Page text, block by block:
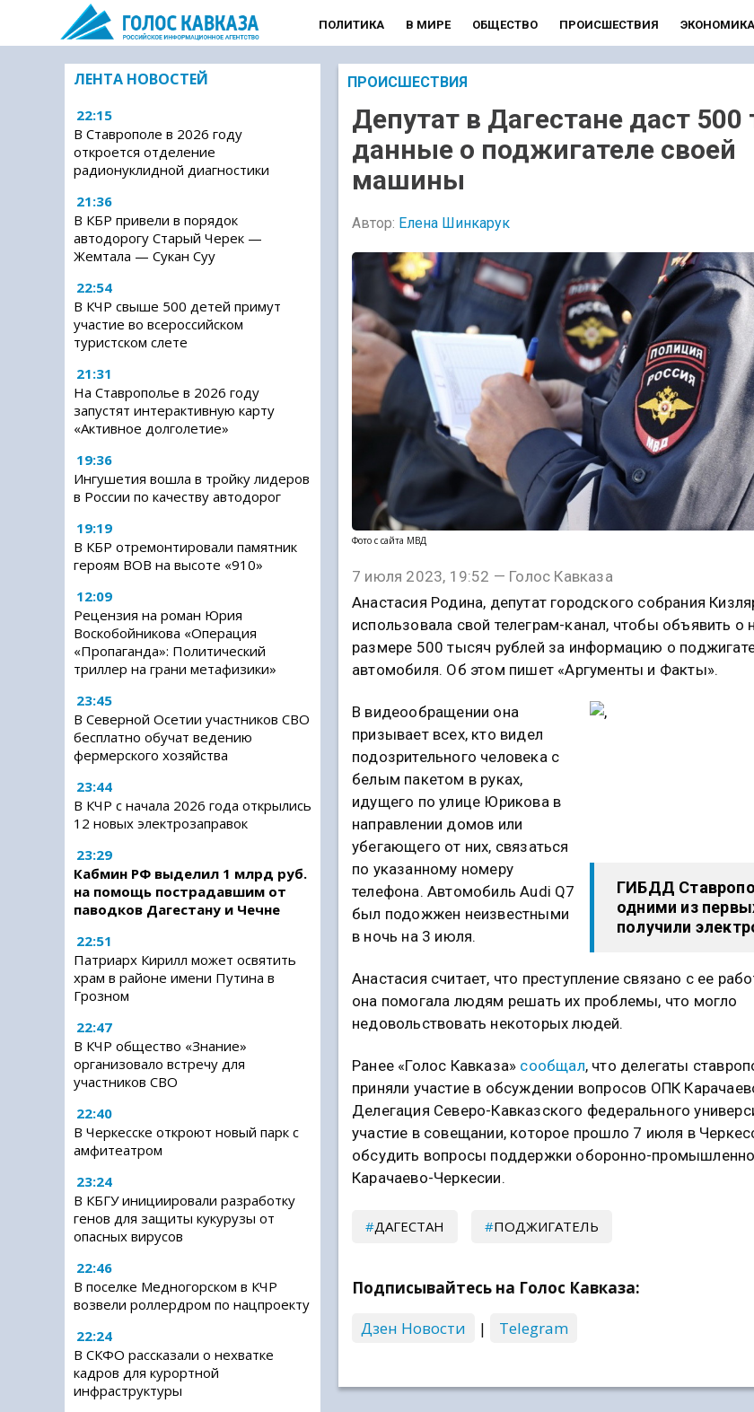
ПОЛИТИКА В МИРЕ ОБЩЕСТВО ПРОИСШЕСТВИЯ ЭКОНОМИКА
ЛЕНТА НОВОСТЕЙ
22:15
В Ставрополе в 2026 году
откроется отделение
радионуклидной диагностики
21:36
В КБР привели в порядок
автодорогу Старый Черек —
Жемтала — Сукан Суу
22:54
В КЧР свыше 500 детей примут
участие во всероссийском
туристском слете
21:31
На Ставрополье в 2026 году
запустят интерактивную карту
«Активное долголетие»
19:36
Ингушетия вошла в тройку лидеров
в России по качеству автодорог
19:19
В КБР отремонтировали памятник
героям ВОВ на высоте «910»
12:09
Рецензия на роман Юрия
Воскобойникова «Операция
«Пропаганда»: Политический
триллер на грани метафизики»
23:45
В Северной Осетии участников СВО
бесплатно обучат ведению
фермерского хозяйства
23:44
В КЧР с начала 2026 года открылись
12 новых электрозаправок
23:29
Кабмин РФ выделил 1 млрд руб.
на помощь пострадавшим от
паводков Дагестану и Чечне
22:51
Патриарх Кирилл может освятить
храм в районе имени Путина в
Грозном
22:47
В КЧР общество «Знание»
организовало встречу для
участников СВО
22:40
В Черкесске откроют новый парк с
амфитеатром
23:24
В КБГУ инициировали разработку
генов для защиты кукурузы от
опасных вирусов
22:46
В поселке Медногорском в КЧР
возвели роллердром по нацпроекту
22:24
В СКФО рассказали о нехватке
кадров для курортной
инфраструктуры
ПРОИСШЕСТВИЯ
Депутат в Дагестане даст 500
данные о поджигателе своей
машины
Автор: Елена Шинкарук
Фото с сайта МВД
7 июля 2023, 19:52 — Голос Кавказа
Анастасия Родина, депутат городского собрания
использовала свой телеграм-канал, чтобы объявить о
размере 500 тысяч рублей за информацию о
автомобиля. Об этом пишет «Аргументы и Факты».
ГИБДД
одними из
получили
В видеообращении она
призывает всех, кто видел
подозрительного человека с
белым пакетом в руках,
идущего по улице Юрикова в
направлении домов или
убегающего от них, связаться
по указанному номеру
телефона. Автомобиль Audi Q7
был подожжен неизвестными
в ночь на 3 июля.
Анастасия считает, что преступление связано с ее
она помогала людям решать их проблемы, что могло
недовольствовать некоторых людей.
Ранее «Голос Кавказа» сообщал, что делегаты
приняли участие в обсуждении вопросов ОПК
Делегация Северо-Кавказского федерального
участие в совещании, которое прошло 7 июля в
обсудить вопросы поддержки оборонно-
Карачаево-Черкесии.
ДАГЕСТАН ПОДЖИГАТЕЛЬ
Подписывайтесь на Голос Кавказа:
Дзен Новости
| Telegram